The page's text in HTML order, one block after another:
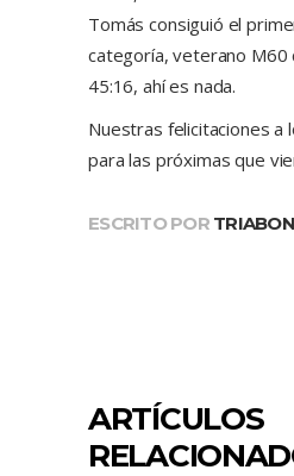
Tomás consiguió el
categoría, veterano M60
45:16, ahí es nada.
Nuestras felicitaciones a
para las próximas que
ESCRITO POR
ARTÍCULOS